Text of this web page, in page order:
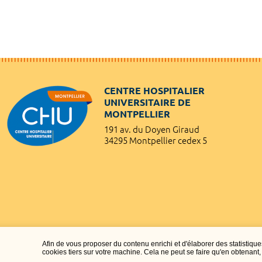
Afin de vous proposer du contenu enrichi et d'élaborer des
cookies tiers sur votre machine. Cela ne peut se faire qu'en
CENTRE HOSPITALIER
UNIVERSITAIRE DE
MONTPELLIER
191 av. du Doyen Giraud
34295 Montpellier cedex 5